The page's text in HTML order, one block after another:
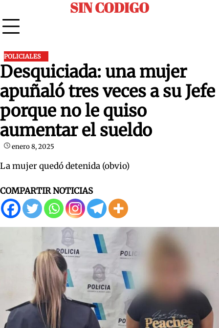
to
content
SIN CODIGO
POLICIALES
Desquiciada: una mujer
apuñaló tres veces a su Jefe
porque no le quiso
aumentar el sueldo
enero 8, 2025
La mujer quedó detenida (obvio)
COMPARTIR NOTICIAS